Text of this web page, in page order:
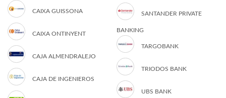
CAIXA GUISSONA
CAIXA ONTINYENT
CAJA ALMENDRALEJO
CAJA DE INGENIEROS
SANTANDER PRIVATE
BANKING
TARGOBANK
TRIODOS BANK
UBS BANK